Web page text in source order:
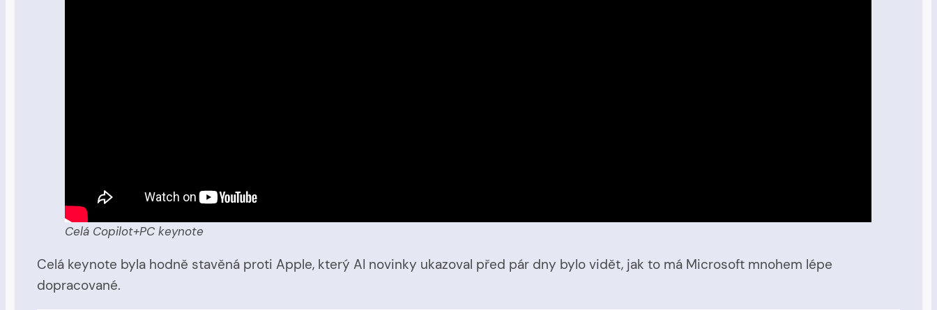
Celá Copilot+PC keynote
Celá keynote byla hodně stavěná proti Apple, který AI novinky ukazoval před pár dny bylo vidět, jak to má Microsoft mnohem lépe
dopracované.